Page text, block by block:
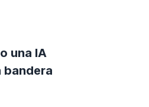
una IA
bandera